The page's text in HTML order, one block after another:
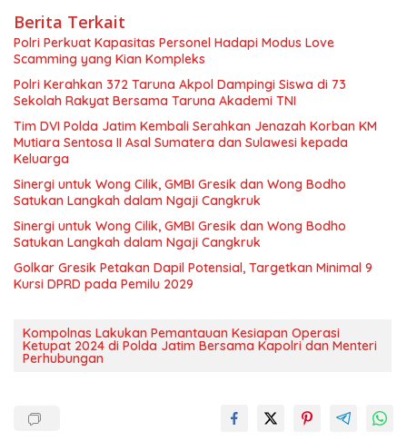
Berita Terkait
Polri Perkuat Kapasitas Personel Hadapi Modus Love
Scamming yang Kian Kompleks
Polri Kerahkan 372 Taruna Akpol Dampingi Siswa di 73
Sekolah Rakyat Bersama Taruna Akademi TNI
Tim DVI Polda Jatim Kembali Serahkan Jenazah Korban KM
Mutiara Sentosa II Asal Sumatera dan Sulawesi kepada
Keluarga
Sinergi untuk Wong Cilik, GMBI Gresik dan Wong Bodho
Satukan Langkah dalam Ngaji Cangkruk
Sinergi untuk Wong Cilik, GMBI Gresik dan Wong Bodho
Satukan Langkah dalam Ngaji Cangkruk
Golkar Gresik Petakan Dapil Potensial, Targetkan Minimal 9
Kursi DPRD pada Pemilu 2029
Kompolnas Lakukan Pemantauan Kesiapan Operasi
Ketupat 2024 di Polda Jatim Bersama Kapolri dan Menteri
Perhubungan